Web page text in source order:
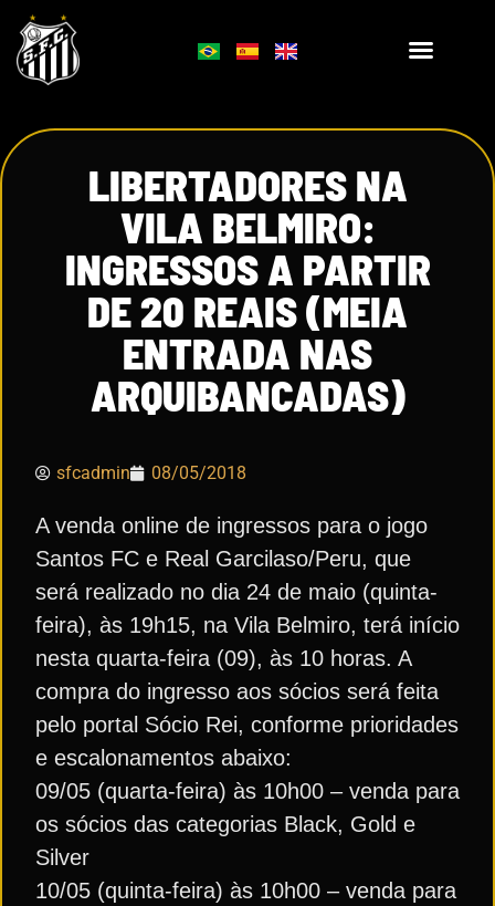
LIBERTADORES NA
VILA BELMIRO:
INGRESSOS A PARTIR
DE 20 REAIS (MEIA
ENTRADA NAS
ARQUIBANCADAS)
sfcadmin 08/05/2018
A venda online de ingressos para o jogo
Santos FC e Real Garcilaso/Peru, que
será realizado no dia 24 de maio (quinta-
feira), às 19h15, na Vila Belmiro, terá início
nesta quarta-feira (09), às 10 horas. A
compra do ingresso aos sócios será feita
pelo portal Sócio Rei, conforme prioridades
e escalonamentos abaixo:
09/05 (quarta-feira) às 10h00 – venda para
os sócios das categorias Black, Gold e
Silver
10/05 (quinta-feira) às 10h00 – venda para